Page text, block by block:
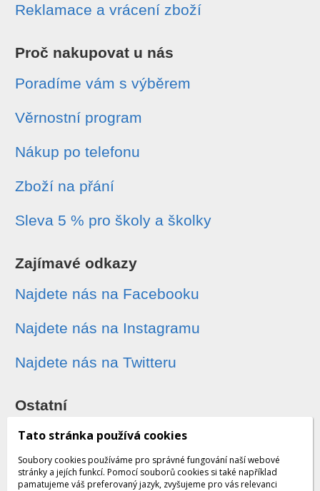
Reklamace a vrácení zboží
Proč nakupovat u nás
Poradíme vám s výběrem
Věrnostní program
Nákup po telefonu
Zboží na přání
Sleva 5 % pro školy a školky
Zajímavé odkazy
Najdete nás na Facebooku
Najdete nás na Instagramu
Najdete nás na Twitteru
Ostatní
Sledování zásilek
Dárkové poukazy
Tato stránka používá cookies
Soubory cookies používáme pro správné fungování naší webové
stránky a jejích funkcí. Pomocí souborů cookies si také například
pamatujeme váš preferovaný jazyk, zvyšujeme pro vás relevanci